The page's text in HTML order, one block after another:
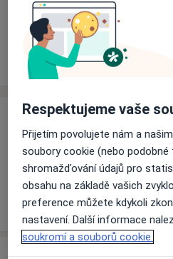
Ceník Adresy
Ceník
Informace o službách a
Tento specialista ještě
svých
Respektujeme vaše
Přijetím povolujete nám a
soubory cookie (nebo podobné
shromažďování údajů pro
obsahu na základě vašich
preference můžete kdykoli
nastavení. Další informace
soukromí a souborů cookie.